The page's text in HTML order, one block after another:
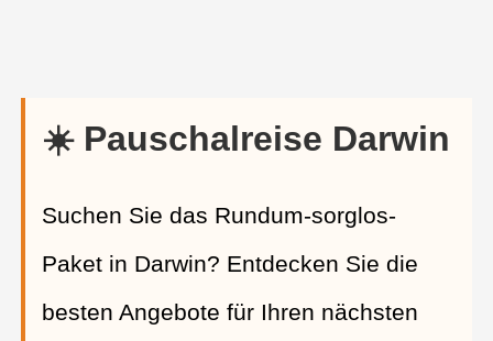
☀️ Pauschalreise Darwin
Suchen Sie das Rundum-sorglos-
Paket in Darwin? Entdecken Sie die
besten Angebote für Ihren nächsten